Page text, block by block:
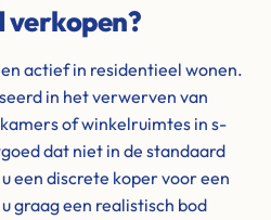
verkopen?
actief in residentieel wonen.
in het verwerven van
of winkelruimtes in s-
dat niet in de standaard
een discrete koper voor een
graag een realistisch bod